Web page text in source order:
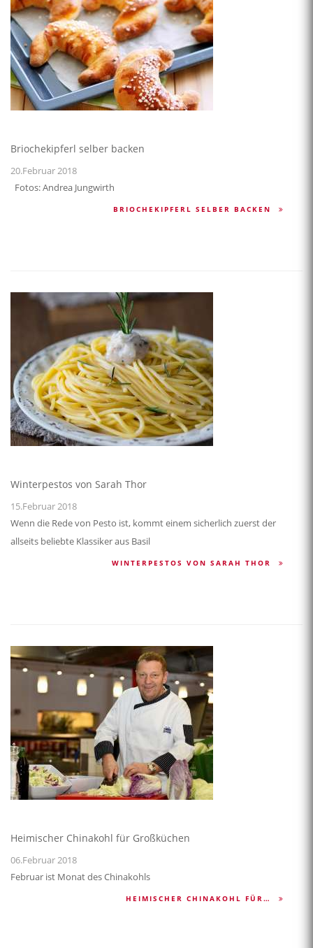
Briochekipferl selber backen
20.Februar 2018
Fotos: Andrea Jungwirth
BRIOCHEKIPFERL SELBER BACKEN
Winterpestos von Sarah Thor
15.Februar 2018
Wenn die Rede von Pesto ist, kommt einem sicherlich zuerst der
allseits beliebte Klassiker aus Basil
WINTERPESTOS VON SARAH THOR
Heimischer Chinakohl für Großküchen
06.Februar 2018
Februar ist Monat des Chinakohls
HEIMISCHER CHINAKOHL FÜR…